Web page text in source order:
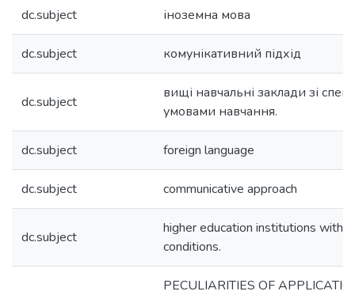
dc.subject іноземна мова
dc.subject комунікативний підхід
dc.subject
вищі навчальні заклади зі
умовами навчання.
dc.subject foreign language
dc.subject communicative approach
dc.subject
higher education institutions with
conditions.
PECULIARITIES OF